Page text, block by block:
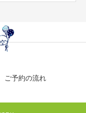
ご予約の流れ